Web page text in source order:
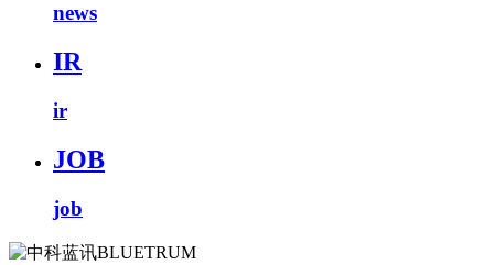
news
IR
ir
JOB
job